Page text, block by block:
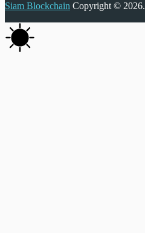
Siam Blockchain Copyright © 2026.